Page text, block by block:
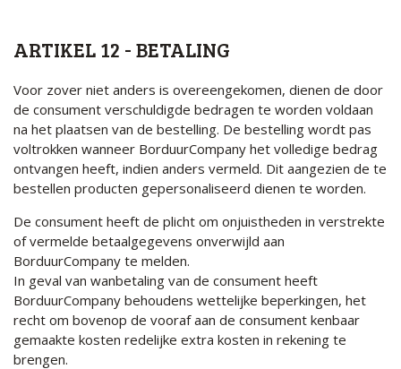
ARTIKEL 12 - BETALING
Voor zover niet anders is overeengekomen, dienen de door
de consument verschuldigde bedragen te worden voldaan
na het plaatsen van de bestelling. De bestelling wordt pas
voltrokken wanneer BorduurCompany het volledige bedrag
ontvangen heeft, indien anders vermeld. Dit aangezien de te
bestellen producten gepersonaliseerd dienen te worden.
De consument heeft de plicht om onjuistheden in verstrekte
of vermelde betaalgegevens onverwijld aan
BorduurCompany te melden.
In geval van wanbetaling van de consument heeft
BorduurCompany behoudens wettelijke beperkingen, het
recht om bovenop de vooraf aan de consument kenbaar
gemaakte kosten redelijke extra kosten in rekening te
brengen.